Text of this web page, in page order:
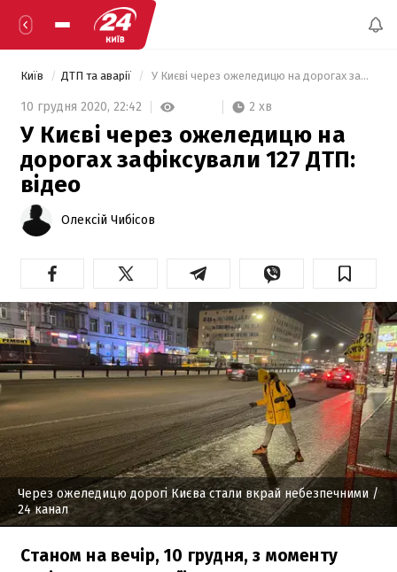
Київ ДТП та аварії У Києві через ожеледицю на дорогах зафіксували 127 ДТП: відео
10 грудня 2020, 22:42 2 хв
У Києві через ожеледицю на
дорогах зафіксували 127 ДТП:
відео
Олексій Чибісов
Через ожеледицю дорогі Києва стали вкрай небезпечними /
24 канал
Станом на вечір, 10 грудня, з моменту